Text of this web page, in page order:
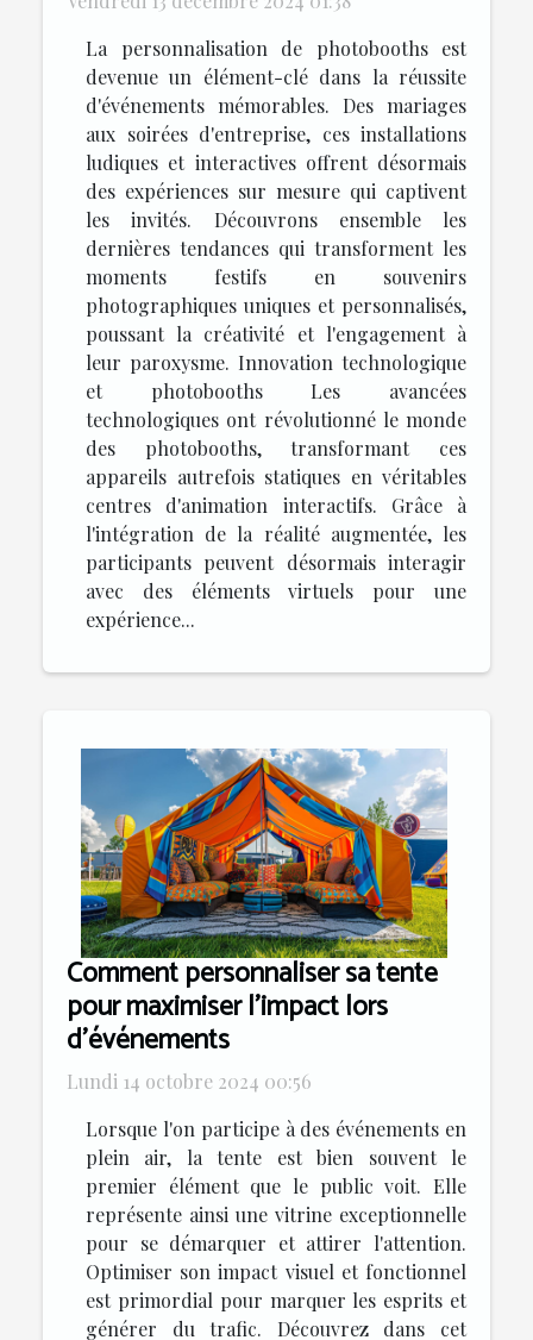
La personnalisation de photobooths est
devenue un élément-clé dans la réussite
d'événements mémorables. Des mariages
aux soirées d'entreprise, ces installations
ludiques et interactives offrent désormais
des expériences sur mesure qui captivent
les invités. Découvrons ensemble les
dernières tendances qui transforment les
moments festifs en souvenirs
photographiques uniques et personnalisés,
poussant la créativité et l'engagement à
leur paroxysme. Innovation technologique
et photobooths Les avancées
technologiques ont révolutionné le monde
des photobooths, transformant ces
appareils autrefois statiques en véritables
centres d'animation interactifs. Grâce à
l'intégration de la réalité augmentée, les
participants peuvent désormais interagir
avec des éléments virtuels pour une
expérience...
Comment personnaliser sa tente
pour maximiser l'impact lors
d'événements
Lundi 14 octobre 2024 00:56
Lorsque l'on participe à des événements en
plein air, la tente est bien souvent le
premier élément que le public voit. Elle
représente ainsi une vitrine exceptionnelle
pour se démarquer et attirer l'attention.
Optimiser son impact visuel et fonctionnel
est primordial pour marquer les esprits et
générer du trafic. Découvrez dans cet